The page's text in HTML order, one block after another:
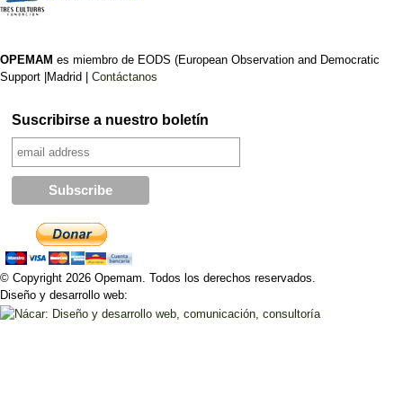
OPEMAM es miembro de EODS (European Observation and Democratic
Support |Madrid | Contáctanos
Suscribirse a nuestro boletín
© Copyright 2026 Opemam. Todos los derechos reservados.
Diseño y desarrollo web: